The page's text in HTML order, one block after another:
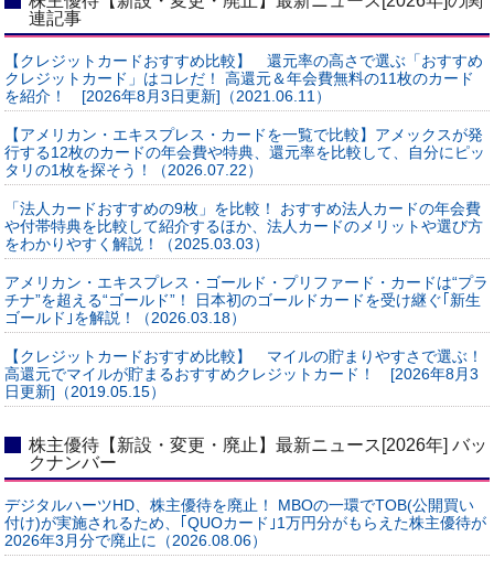
連記事
【クレジットカードおすすめ比較】 還元率の高さで選ぶ「おすすめ
クレジットカード」はコレだ！ 高還元＆年会費無料の11枚のカード
を紹介！ [2026年8月3日更新]（2021.06.11）
【アメリカン・エキスプレス・カードを一覧で比較】アメックスが発
行する12枚のカードの年会費や特典、還元率を比較して、自分にピッ
タリの1枚を探そう！（2026.07.22）
「法人カードおすすめの9枚」を比較！ おすすめ法人カードの年会費
や付帯特典を比較して紹介するほか、法人カードのメリットや選び方
をわかりやすく解説！（2025.03.03）
アメリカン・エキスプレス・ゴールド・プリファード・カードは“プラ
チナ”を超える“ゴールド”！ 日本初のゴールドカードを受け継ぐ｢新生
ゴールド｣を解説！（2026.03.18）
【クレジットカードおすすめ比較】 マイルの貯まりやすさで選ぶ！
高還元でマイルが貯まるおすすめクレジットカード！ [2026年8月3
日更新]（2019.05.15）
株主優待【新設・変更・廃止】最新ニュース[2026年] バッ
クナンバー
デジタルハーツHD、株主優待を廃止！ MBOの一環でTOB(公開買い
付け)が実施されるため、｢QUOカード｣1万円分がもらえた株主優待が
2026年3月分で廃止に（2026.08.06）